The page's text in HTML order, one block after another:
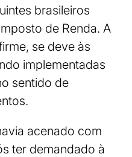
brasileiros
de Renda. A
se deve às
implementadas
sentido de
acenado com
ter demandado à